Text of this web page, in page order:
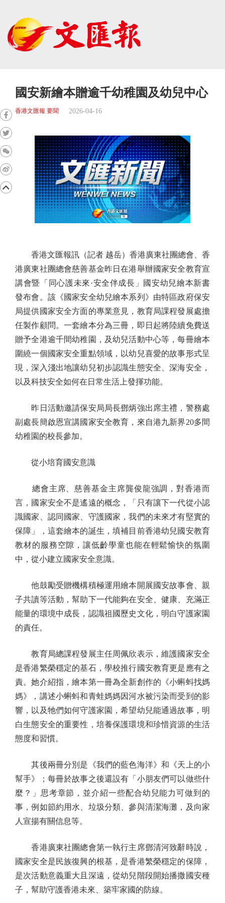
國安新繪本贈逾千幼稚園及幼兒中心
香港文匯報 要聞 2026-04-16
香港文匯報訊（記者 越岳）香港廣東社團總會、香
港廣東社團總會慈善基金昨日在港舉辦國家安全教育宣
講會暨「同心護未來·安全伴成長」國安幼兒繪本新書
發布會。該《國家安全幼兒繪本系列》由特區政府保安
局提供國家安全方面的專業意見，教育局課程發展處擔
任製作顧問。一套繪本分為三冊，即日起將陸續免費送
贈予全港逾千間幼稚園，及幼兒活動中心等，每冊繪本
圍繞一個國家安全重點領域，以幼兒喜愛的故事形式呈
現，深入淺出地讓幼兒初步認識生態安全、深海安全，
以及科技安全如何在日常生活上發揮功能。
昨日活動邀請保安局局長鄧炳強出席主禮，警務處
副處長簡啟恩宣講國家安全教育，來自港九新界20多間
幼稚園的校長參加。
從小培育國安意識
總會主席、慈善基金主席龔俊龍強調，對香港而
言，國家安全不是遙遠的概念，「只有讓下一代從小認
識國家、認同國家、守護國家，我們的未來才有堅實的
保障」，這套繪本的誕生，填補目前香港幼兒國安教育
教材的服務空隙，讓低齡學童也能在輕鬆愉快的氛圍
中，從小建立國家安全意識。
他鼓勵受贈機構積極運用繪本開展國安故事會、親
子共讀等活動，幫助下一代能夠在安全、健康、充滿正
能量的環境中成長，認識祖國歷史文化，明白守護家園
的責任。
教育局總課程發展主任周佩欣表示，維護國家安全
是香港繁榮穩定的基石，學校推行國安教育更是應有之
責。她介紹指，繪本第一冊為全新創作的《小蝌蚪找媽
媽》，講述小蝌蚪和青蛙媽媽因河水被污染而受到的影
響，以及牠們如何守護家園，希望幼兒能通過故事，明
白生態安全的重要性，培養保護環境和珍惜資源的生活
態度和習慣。
其後兩冊分別是《我們的藍色海洋》和《天上的小
幫手》；每冊於故事之後還設有「小朋友們可以做些什
麼？」思考章節，並介紹一些配合幼兒能力可做到的
事，例如節約用水、垃圾分類、參與清潔海灘，及向家
人宣揚有關信息等。
香港廣東社團總會第一執行主席鄧清河致辭時說，
國家安全是民族復興的根基，是香港繁榮穩定的保障，
是次活動意義重大且深遠，從幼兒階段開始播撒國安種
子，幫助守護香港未來、築牢家國的防線。